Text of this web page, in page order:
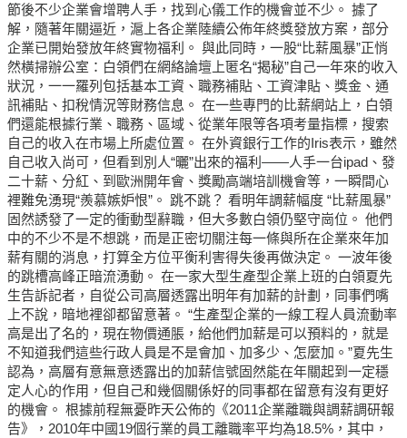
節後不少企業會增聘人手，找到心儀工作的機會並不少。 據了
解，隨著年關逼近，滬上各企業陸續公佈年終獎發放方案，部分
企業已開始發放年終實物福利。 與此同時，一股“比薪風暴”正悄
然橫掃辦公室：白領們在網絡論壇上匿名“揭秘”自己一年來的收入
狀況，一一羅列包括基本工資、職務補貼、工資津貼、獎金、通
訊補貼、扣稅情況等財務信息。 在一些專門的比薪網站上，白領
們還能根據行業、職務、區域、從業年限等各項考量指標，搜索
自己的收入在市場上所處位置。 在外資銀行工作的Iris表示，雖然
自己收入尚可，但看到別人“曬”出來的福利——人手一台ipad、發
二十薪、分紅、到歐洲開年會、獎勵高端培訓機會等，一瞬間心
裡難免湧現“羨慕嫉妒恨”。 跳不跳？ 看明年調薪幅度 “比薪風暴”
固然誘發了一定的衝動型辭職，但大多數白領仍堅守崗位。 他們
中的不少不是不想跳，而是正密切關注每一條與所在企業來年加
薪有關的消息，打算全方位平衡利害得失後再做決定。 一波年後
的跳槽高峰正暗流湧動。 在一家大型生產型企業上班的白領夏先
生告訴記者，自從公司高層透露出明年有加薪的計劃，同事們嘴
上不說，暗地裡卻都留意著。 “生產型企業的一線工程人員流動率
高是出了名的，現在物價通脹，給他們加薪是可以預料的，就是
不知道我們這些行政人員是不是會加、加多少、怎麼加。”夏先生
認為，高層有意無意透露出的加薪信號固然能在年關起到一定穩
定人心的作用，但自己和幾個關係好的同事都在留意有沒有更好
的機會。 根據前程無憂昨天公佈的《2011企業離職與調薪調研報
告》，2010年中國19個行業的員工離職率平均為18.5%，其中，